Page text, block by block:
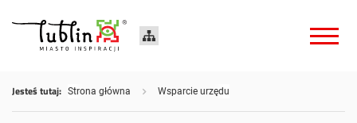
Jesteś tutaj: Strona główna Wsparcie urzędu